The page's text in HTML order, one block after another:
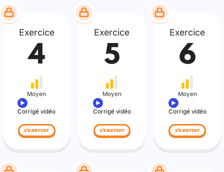
Exercice
4
Moyen
Corrigé vidéo
s'exercer
Exercice
5
Moyen
Corrigé vidéo
s'exercer
Exercice
6
Moyen
Corrigé vidéo
s'exercer